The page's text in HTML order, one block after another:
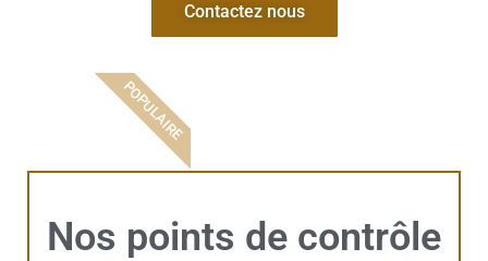
Contactez nous
POPULAIRE
Nos points de contrôle